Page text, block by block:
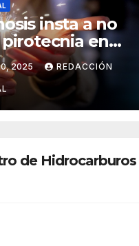
insta a no
en
de San
2025 REDACCIÓN
de